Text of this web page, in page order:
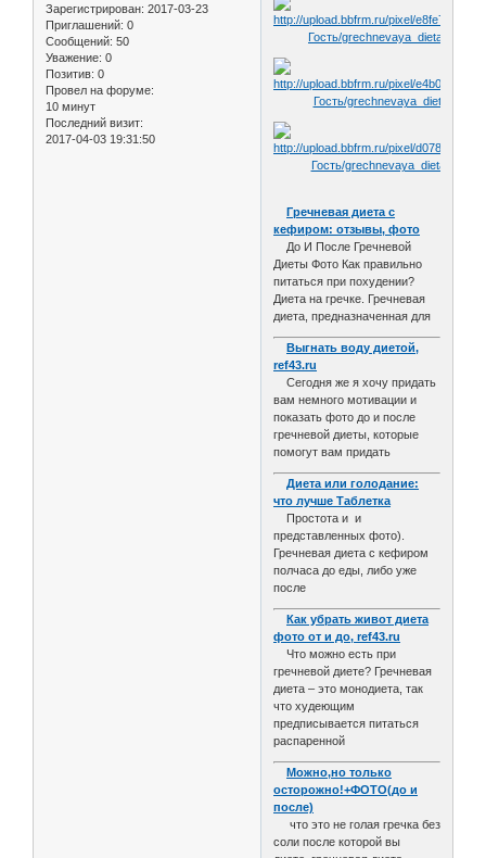
Зарегистрирован: 2017-03-23
Приглашений: 0
Сообщений: 50
Уважение: 0
Позитив: 0
Провел на форуме:
10 минут
Последний визит:
2017-04-03 19:31:50
Гречневая диета с
кефиром: отзывы, фото
До И После Гречневой
Диеты Фото Как правильно
питаться при похудении?
Диета на гречке. Гречневая
диета, предназначенная для
Выгнать воду диетой,
ref43.ru
Сегодня же я хочу придать
вам немного мотивации и
показать фото до и после
гречневой диеты, которые
помогут вам придать
Диета или голодание:
что лучше Таблетка
Простота и и
представленных фото).
Гречневая диета с кефиром
полчаса до еды, либо уже
после
Как убрать живот диета
фото от и до, ref43.ru
Что можно есть при
гречневой диете? Гречневая
диета – это монодиета, так
что худеющим
предписывается питаться
распаренной
Можно,но только
осторожно!+ФОТО(до и
после)
что это не голая гречка без
соли после которой вы